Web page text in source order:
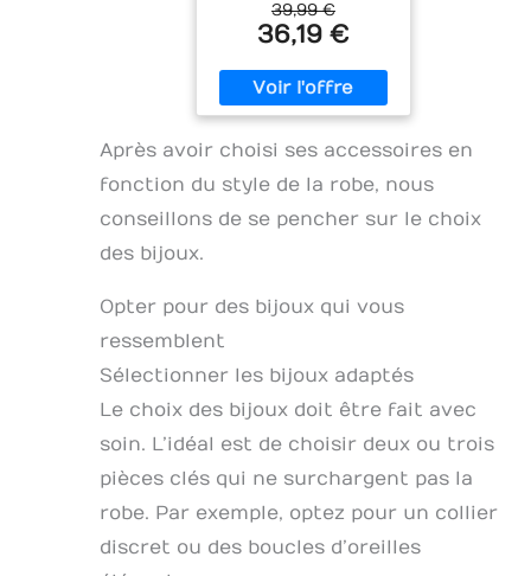
39,99 €
36,19 €
Après avoir choisi ses accessoires en
fonction du style de la robe, nous
conseillons de se pencher sur le choix
des bijoux.
Opter pour des bijoux qui vous
ressemblent
Sélectionner les bijoux adaptés
Le choix des bijoux doit être fait avec
soin. L’idéal est de choisir deux ou trois
pièces clés qui ne surchargent pas la
robe. Par exemple, optez pour un collier
discret ou des boucles d’oreilles